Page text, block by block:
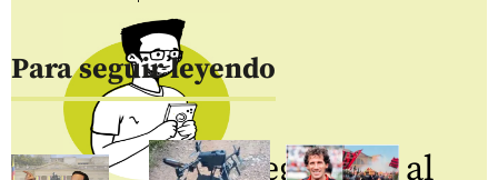
Para seguir leyendo
Regístrate al